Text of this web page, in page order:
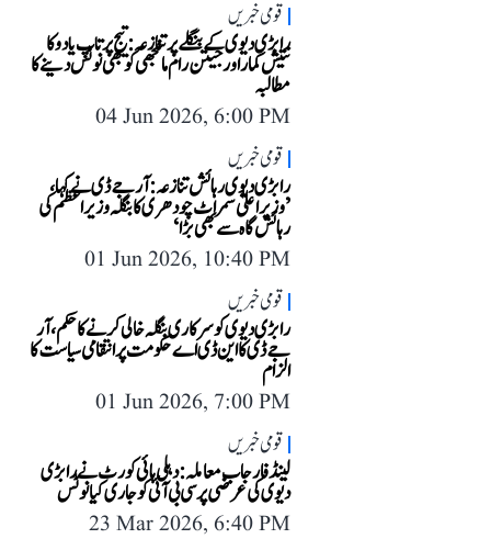
قومی خبریں
رابڑی دیوی کے بنگلے پر تنازعہ: تیج پرتاپ یادو کا
نتیش کمار اور جیتن رام مانجھی کو بھی نوٹس دینے کا
مطالبہ
04 Jun 2026, 6:00 PM
قومی خبریں
رابڑی دیوی رہائش تنازعہ: آر جے ڈی نے کہا،
’وزیر اعلیٰ سمراٹ چودھری کا بنگلہ وزیر اعظم کی
رہائش گاہ سے بھی بڑا‘
01 Jun 2026, 10:40 PM
قومی خبریں
رابڑی دیوی کو سرکاری بنگلہ خالی کرنے کا حکم، آر
جے ڈی کا این ڈی اے حکومت پر انتقامی سیاست کا
الزام
01 Jun 2026, 7:00 PM
قومی خبریں
لینڈ فار جاب معاملہ: دہلی ہائی کورٹ نے رابڑی
دیوی کی عرضی پر سی بی آئی کو جاری کیا نوٹس
23 Mar 2026, 6:40 PM